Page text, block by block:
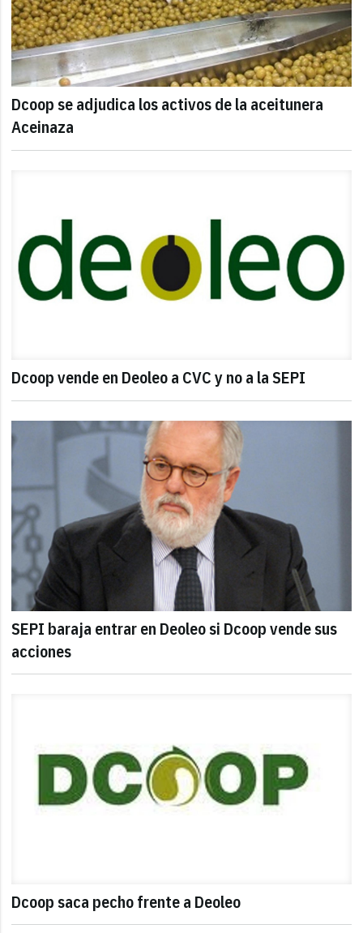
Dcoop se adjudica los activos de la aceitunera
Aceinaza
Dcoop vende en Deoleo a CVC y no a la SEPI
SEPI baraja entrar en Deoleo si Dcoop vende sus
acciones
Dcoop saca pecho frente a Deoleo